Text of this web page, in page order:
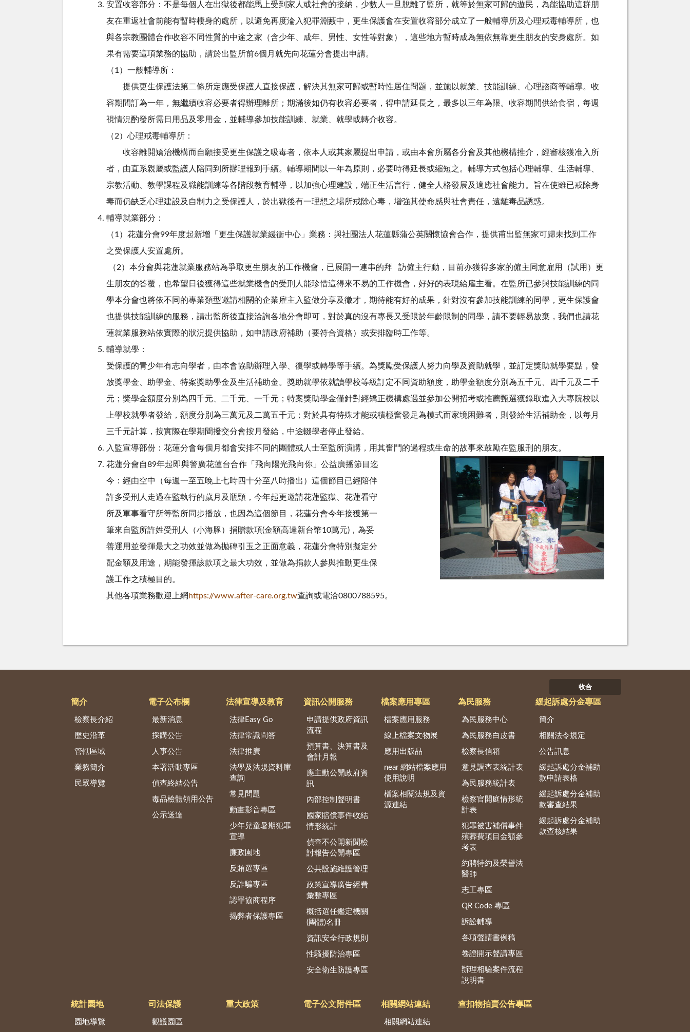
安置收容部分：不是每個人在出獄後都能馬上受到家人或社會的接納，少數人一旦脫離了監所，就等於無家可歸的遊民，為能協助這群朋
友在重返社會前能有暫時棲身的處所，以避免再度淪入犯罪淵藪中，更生保護會在安置收容部分成立了一般輔導所及心理戒毒輔導所，也
與各宗教團體合作收容不同性質的中途之家（含少年、成年、男性、女性等對象），這些地方暫時成為無依無靠更生朋友的安身處所。如
果有需要這項業務的協助，請於出監所前6個月就先向花蓮分會提出申請。
（1）一般輔導所：
提供更生保護法第二條所定應受保護人直接保護，解決其無家可歸或暫時性居住問題，並施以就業、技能訓練、心理諮商等輔導。收
容期間訂為一年，無繼續收容必要者得辦理離所；期滿後如仍有收容必要者，得申請延長之，最多以三年為限。收容期間供給食宿，每週
視情況酌發所需日用品及零用金，並輔導參加技能訓練、就業、就學或轉介收容。
（2）心理戒毒輔導所：
收容離開矯治機構而自願接受更生保護之吸毒者，依本人或其家屬提出申請，或由本會所屬各分會及其他機構推介，經審核獲准入所
者，由直系親屬或監護人陪同到所辦理報到手續。輔導期間以一年為原則，必要時得延長或縮短之。輔導方式包括心理輔導、生活輔導、
宗教活動、教學課程及職能訓練等各階段教育輔導，以加強心理建設，端正生活言行，健全人格發展及適應社會能力。旨在使雖已戒除身
毒而仍缺乏心理建設及自制力之受保護人，於出獄後有一理想之場所戒除心毒，增強其使命感與社會責任，遠離毒品誘惑。
輔導就業部分：
（1）花蓮分會99年度起新增「更生保護就業緩衝中心」業務：與社團法人花蓮縣蒲公英關懷協會合作，提供甫出監無家可歸未找到工作
之受保護人安置處所。
（2）本分會與花蓮就業服務站為爭取更生朋友的工作機會，已展開一連串的拜 訪僱主行動，目前亦獲得多家的僱主同意雇用（試用）更
生朋友的答覆，也希望日後獲得這些就業機會的受刑人能珍惜這得來不易的工作機會，好好的表現給雇主看。在監所已參與技能訓練的同
學本分會也將依不同的專業類型邀請相關的企業雇主入監做分享及徵才，期待能有好的成果，針對沒有參加技能訓練的同學，更生保護會
也提供技能訓練的服務，請出監所後直接洽詢各地分會即可，對於真的沒有專長又受限於年齡限制的同學，請不要輕易放棄，我們也請花
蓮就業服務站依實際的狀況提供協助，如申請政府補助（要符合資格）或安排臨時工作等。
輔導就學：
受保護的青少年有志向學者，由本會協助辦理入學、復學或轉學等手續。為獎勵受保護人努力向學及資助就學，並訂定獎助就學要點，發
放獎學金、助學金、特案獎助學金及生活補助金。獎助就學依就讀學校等級訂定不同資助額度，助學金額度分別為五千元、四千元及二千
元；獎學金額度分別為四千元、二千元、一千元；特案獎助學金僅針對經矯正機構處遇並參加公開招考或推薦甄選獲錄取進入大專院校以
上學校就學者發給，額度分別為三萬元及二萬五千元；對於具有特殊才能或積極奮發足為模式而家境困難者，則發給生活補助金，以每月
三千元計算，按實際在學期間撥交分會按月發給，中途輟學者停止發給。
入監宣導部份：花蓮分會每個月都會安排不同的團體或人士至監所演講，用其奮鬥的過程或生命的故事來鼓勵在監服刑的朋友。
花蓮分會自89年起即與警廣花蓮台合作「飛向陽光飛向你」公益廣播節目迄
今：經由空中（每週一至五晚上七時四十分至八時播出）這個節目已經陪伴
許多受刑人走過在監執行的歲月及瓶頸，今年起更邀請花蓮監獄、花蓮看守
所及軍事看守所等監所同步播放，也因為這個節目，花蓮分會今年接獲第一
筆來自監所許姓受刑人（小海豚）捐贈款項(金額高達新台幣10萬元)，為妥
善運用並發揮最大之功效並做為拋磚引玉之正面意義，花蓮分會特別擬定分
配金額及用途，期能發揮該款項之最大功效，並做為捐款人參與推動更生保
護工作之積極目的。
其他各項業務歡迎上網 https://www.after-care.org.tw查詢或電洽0800788595。
收合
簡介
檢察長介紹
歷史沿革
管轄區域
業務簡介
民眾導覽
電子公布欄
最新消息
採購公告
人事公告
本署活動專區
偵查終結公告
毒品檢體領用公告
公示送達
法律宣導及教育
法律Easy Go
法律常識問答
法律推廣
法學及法規資料庫
查詢
常見問題
動畫影音專區
少年兒童暑期犯罪
宣導
廉政園地
反賄選專區
反詐騙專區
認罪協商程序
揭弊者保護專區
資訊公開服務
申請提供政府資訊
流程
預算書、決算書及
會計月報
應主動公開政府資
訊
內部控制聲明書
國家賠償事件收結
情形統計
偵查不公開新聞檢
討報告公開專區
公共設施維護管理
政策宣導廣告經費
彙整專區
概括選任鑑定機關
(團體)名冊
資訊安全行政規則
性騷擾防治專區
安全衛生防護專區
檔案應用專區
檔案應用服務
線上檔案文物展
應用出版品
near 網站檔案應用
使用說明
檔案相關法規及資
源連結
為民服務
為民服務中心
為民服務白皮書
檢察長信箱
意見調查表統計表
為民服務統計表
檢察官開庭情形統
計表
犯罪被害補償事件
殯葬費項目金額參
考表
約聘特約及榮譽法
醫師
志工專區
QR Code 專區
訴訟輔導
各項聲請書例稿
卷證開示聲請專區
辦理相驗案件流程
說明書
緩起訴處分金專區
簡介
相關法令規定
公告訊息
緩起訴處分金補助
款申請表格
緩起訴處分金補助
款審查結果
緩起訴處分金補助
款查核結果
統計園地
園地導覽
司法保護
觀護園區
重大政策 電子公文附件區 相關網站連結
相關網站連結
查扣物拍賣公告專區